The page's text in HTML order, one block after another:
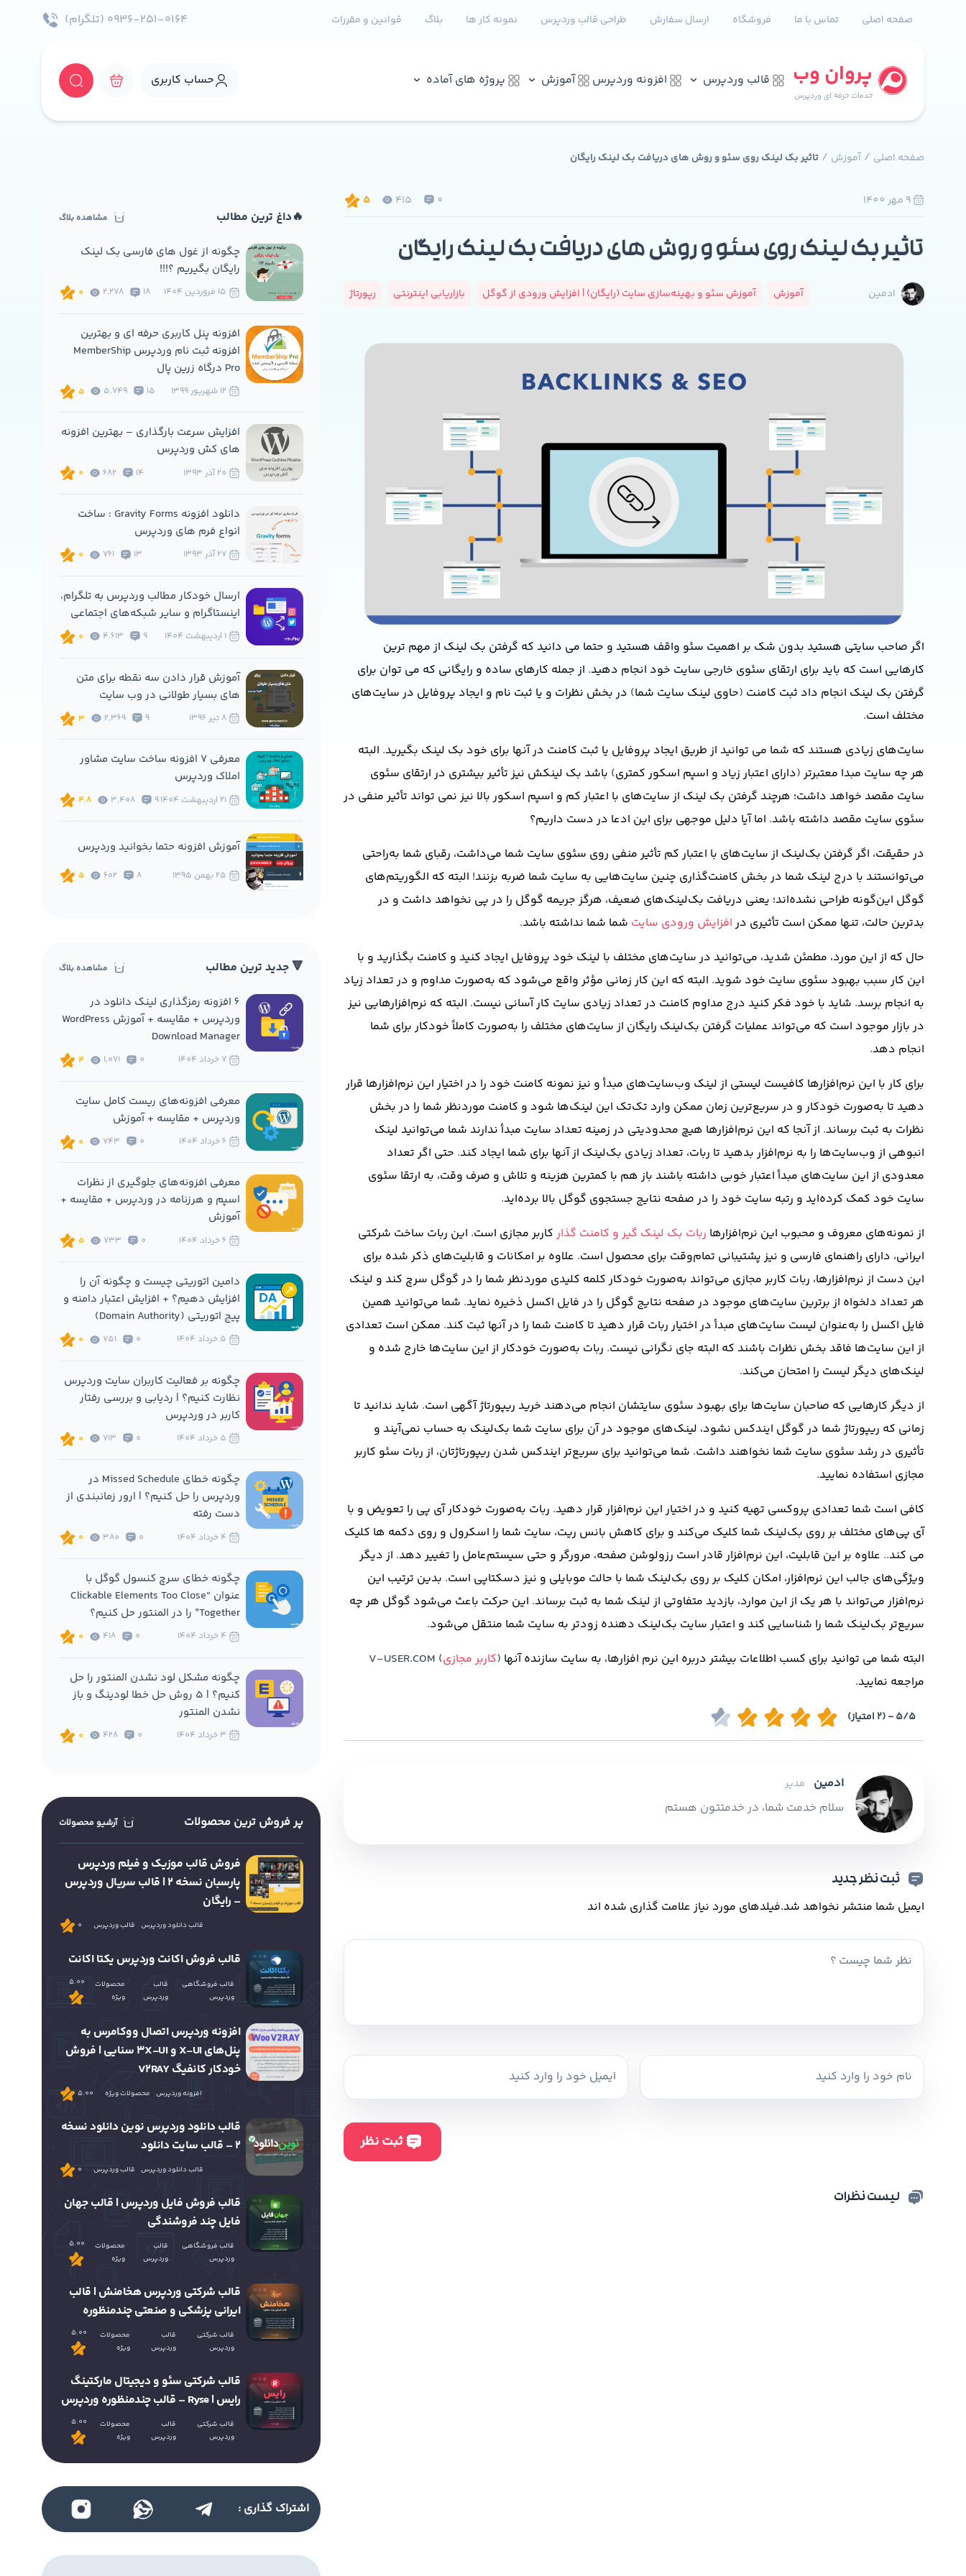
صفحه اصلی تماس با ما فروشگاه ارسال سفارش طراحی قالب وردپرس نمونه کار ها بلاگ قوانین و مقررات ۰۹۳۶-۲۵۱-۰۱۶۴ (تلگرام)
پروان وب
خدمات حرفه ای وردپرس
قالب وردپرس افزونه وردپرس آموزش پروژه های آماده حساب کاربری
صفحه اصلی / آموزش / تاثیر بک لینک روی سئو و روش های دریافت بک لینک رایگان
0
415
5
تاثیر بک لینک روی سئو و روش های دریافت بک لینک رایگان
ادمین آموزش آموزش سئو و بهینه‌سازی سایت (رایگان) | افزایش ورودی از گوگل بازاریابی اینترنتی رپورتاژ
اگر صاحب سایتی هستید بدون شک بر اهمیت سئو واقف هستید و حتما می دانید که گرفتن بک لینک از مهم ترین
کارهایی است که باید برای ارتقای سئوی خارجی سایت خود انجام دهید. از جمله کارهای ساده و رایگانی که می توان برای
گرفتن بک لینک انجام داد ثبت کامنت (حاوی لینک سایت شما) در بخش نظرات و یا ثبت نام و ایجاد پروفایل در سایت‌های
مختلف است.
سایت‌های زیادی هستند که شما می توانید از طریق ایجاد پروفایل یا ثبت کامنت در آنها برای خود بک لینک بگیرید. البته
هر چه سایت مبدا معتبرتر(دارای اعتبار زیاد و اسپم اسکور کمتری) باشد بک لینکش نیز تأثیر بیشتری در ارتقای سئوی
سایت مقصد خواهد داشت؛ هرچند گرفتن بک لینک از سایت‌های با اعتبار کم و اسپم اسکور بالا نیز نمی تواند تأثیر منفی در
سئوی سایت مقصد داشته باشد. اما آیا دلیل موجهی برای این ادعا در دست داریم؟
در حقیقت، اگر گرفتن بک‌لینک از سایت‌های با اعتبار کم تأثیر منفی روی سئوی سایت شما می‌داشت، رقبای شما به‌راحتی
می‌توانستند با درج لینک شما در بخش کامنت‌گذاری چنین سایت‌هایی به سایت شما ضربه بزنند! البته که الگوریتم‌های
گوگل این‌گونه طراحی نشده‌اند؛ یعنی دریافت بک‌لینک‌های ضعیف، هرگز جریمه گوگل را در پی نخواهد داشت و در
بدترین حالت، تنها ممکن است تأثیری درافزایش ورودی سایت شما شما نداشته باشد.
حال که از این مورد، مطمئن شدید، می‌توانید در سایت‌های مختلف با لینک خود پروفایل ایجاد کنید و کامنت بگذارید و با
این کار سبب بهبود سئوی سایت خود شوید. البته که این کار زمانی مؤثر واقع می‌شود که به‌صورت مداوم و در تعداد زیاد
به انجام برسد. شاید با خود فکر کنید درج مداوم کامنت در تعداد زیادی سایت کار آسانی نیست. البته که نرم‌افزارهایی نیز
در بازار موجود است که می‌تواند عملیات گرفتن بک‌لینک رایگان از سایت‌های مختلف را به‌صورت کاملاً خودکار برای شما
انجام دهد.
برای کار با این نرم‌افزارها کافیست لیستی از لینک وب‌سایت‌های مبدأ و نیز نمونه کامنت خود را در اختیار این نرم‌افزارها قرار
دهید تا به‌صورت خودکار و در سریع‌ترین زمان ممکن وارد تک‌تک این لینک‌ها شود و کامنت موردنظر شما را در بخش
نظرات به ثبت برساند. از آنجا که این نرم‌افزارها هیچ محدودیتی در زمینه تعداد سایت مبدأ ندارند شما می‌توانید لینک
انبوهی از وب‌سایت‌ها را به نرم‌افزار بدهید تا ربات، تعداد زیادی بک‌لینک از آنها برای شما ایجاد کند. حتی اگر تعداد
معدودی از این سایت‌های مبدأ اعتبار خوبی داشته باشند باز هم با کمترین هزینه و تلاش و صرف وقت، به ارتقا سئوی
سایت خود کمک کرده‌اید و رتبه سایت خود را در صفحه نتایج جستجوی گوگل بالا برده‌اید.
از نمونه‌های معروف و محبوب این نرم‌افزارها ربات بک ‌لینک گیر و کامنت گذار کاربر مجازی است. این ربات ساخت شرکتی
ایرانی، دارای راهنمای فارسی و نیز پشتیبانی تمام‌وقت برای محصول است. علاوه بر امکانات و قابلیت‌های ذکر شده برای
این دست از نرم‌افزارها، ربات کاربر مجازی می‌تواند به‌صورت خودکار کلمه کلیدی موردنظر شما را در گوگل سرچ کند و لینک
هر تعداد دلخواه از برترین سایت‌های موجود در صفحه نتایج گوگل را در فایل اکسل ذخیره نماید. شما می‌توانید همین
فایل اکسل را به‌عنوان لیست سایت‌های مبدأ در اختیار ربات قرار دهید تا کامنت شما را در آنها ثبت کند. ممکن است تعدادی
از این سایت‌ها فاقد بخش نظرات باشند که البته جای نگرانی نیست. ربات به‌صورت خودکار از این سایت‌ها خارج شده و
لینک‌های دیگر لیست را امتحان می‌کند.
از دیگر کارهایی که صاحبان سایت‌ها برای بهبود سئوی سایتشان انجام می‌دهند خرید ریپورتاژ آگهی است. شاید ندانید تا
زمانی که ریپورتاژ شما در گوگل ایندکس نشود، لینک‌های موجود در آن برای سایت شما بک‌لینک به حساب نمی‌آیند و
تأثیری در رشد سئوی سایت شما نخواهند داشت. شما می‌توانید برای سریع‌تر ایندکس شدن ریپورتاژتان، از ربات سئو کاربر
مجازی استفاده نمایید.
کافی است شما تعدادی پروکسی تهیه کنید و در اختیار این نرم‌افزار قرار دهید. ربات به‌صورت خودکار آی پی را تعویض و با
آی پی‌های مختلف بر روی بک‌لینک شما کلیک می‌کند و برای کاهش بانس ریت، سایت شما را اسکرول و روی دکمه ها کلیک
می کند.. علاوه بر این قابلیت، این نرم‌افزار قادر است رزولوشن صفحه، مرورگر و حتی سیستم‌عامل را تغییر دهد. از دیگر
ویژگی‌های جالب این نرم‌افزار، امکان کلیک بر روی بک‌لینک شما با حالت موبایلی و نیز دسکتاپی است. بدین ترتیب این
نرم‌افزار می‌تواند با هر یک از این موارد، بازدید متفاوتی از لینک شما به ثبت برساند. این حرکت باعث می‌شود گوگل هر چه
سریع‌تر بک‌لینک شما را شناسایی کند و اعتبار سایت بک‌لینک دهنده زودتر به سایت شما منتقل می‌شود.
البته شما می توانید برای کسب اطلاعات بیشتر دربره این نرم افزارها، به سایت سازنده آنها (کاربر مجازی) V-USER.COM
مراجعه نمایید.
5/5 - (2 امتیاز)
ادمین مدیر
سلام خدمت شما، در خدمتتون هستم
ثبت نظر جدید
ایمیل شما منتشر نخواهد شد.فیلدهای مورد نیاز علامت گذاری شده اند
لیست نظرات
🔥داغ ترین مطالب مشاهده بلاگ
چگونه از غول های فارسی بک لینک
رایگان بگیریم ؟!!!
18
2,278
0
افزونه پنل کاربری حرفه ای و بهترین
افزونه ثبت نام وردپرس MemberShip
Pro درگاه زرین پال
15
5,749
5
افزایش سرعت بارگذاری – بهترین افزونه
های کش وردپرس
14
682
0
دانلود افزونه Gravity Forms : ساخت
انواع فرم های وردپرس
13
761
0
ارسال خودکار مطالب وردپرس به تلگرام،
اینستاگرام و سایر شبکه‌های اجتماعی
9
4,613
0
آموزش قرار دادن سه نقطه برای متن
های بسیار طولانی در وب سایت
9
2,369
3
معرفی 7 افزونه ساخت سایت مشاور
املاک وردپرس
9
3,408
4.8
آموزش افزونه حتما بخوانید وردپرس
8
602
5
🔻 جدید ترین مطالب مشاهده بلاگ
6 افزونه‌ رمزگذاری لینک دانلود در
وردپرس + مقایسه + آموزش WordPress
Download Manager
0
1,071
4
معرفی افزونه‌های ریست کامل سایت
وردپرس + مقایسه + آموزش
0
743
0
معرفی افزونه‌های جلوگیری از نظرات
اسپم و هرزنامه در وردپرس + مقایسه +
آموزش
0
733
5
دامین اتوریتی چیست و چگونه آن را
افزایش دهیم؟ + افزایش اعتبار دامنه و
پیج اتوریتی (Domain Authority)
0
751
0
چگونه بر فعالیت کاربران سایت وردپرس
نظارت کنیم؟ | ردیابی و بررسی رفتار
کاربر در وردپرس
0
713
0
چگونه خطای Missed Schedule در
وردپرس را حل کنیم؟ | ارور زمانبندی از
دست رفته
0
380
0
چگونه خطای سرچ کنسول گوگل با
عنوان “Clickable Elements Too Close
Together” را در المنتور حل کنیم؟
0
418
0
چگونه مشکل لود نشدن المنتور را حل
کنیم؟ | 5 روش حل خطا لودینگ و باز
نشدن المنتور
0
428
0
پر فروش ترین محصولات آرشیو محصولات
فروش قالب موزیک و فیلم وردپرس
پارسبان نسخه 2 | قالب سریال وردپرس
– رایگان
قالب دانلود وردپرس قالب وردپرس 0
قالب فروش اکانت وردپرس یکتا اکانت
قالب فروشگاهی
وردپرس
قالب
وردپرس
محصولات
ویژه
5.00
افزونه وردپرس اتصال ووکامرس به
پنل‌های X-UI و 3X-UI سنایی | فروش
خودکار کانفیگ V2RAY
افزونه وردپرس محصولات ویژه 5.00
قالب دانلود وردپرس نوین دانلود نسخه
2 – قالب سایت دانلود
قالب دانلود وردپرس قالب وردپرس 0
قالب فروش فایل وردپرس | قالب جهان
فایل چند فروشندگی
قالب فروشگاهی
وردپرس
قالب
وردپرس
محصولات
ویژه
5.00
قالب شرکتی وردپرس هخامنش | قالب
ایرانی پزشکی و صنعتی چندمنظوره
قالب شرکتی
وردپرس
قالب
وردپرس
محصولات
ویژه
5.00
قالب شرکتی سئو و دیجیتال مارکتینگ
رایس | Ryse – قالب چندمنظوره وردپرس
قالب شرکتی
وردپرس
قالب
وردپرس
محصولات
ویژه
5.00
اشتراک گذاری :